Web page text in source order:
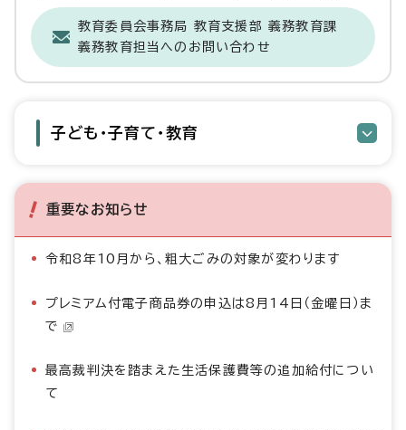
教育委員会事務局 教育支援部 義務教育課
義務教育担当へのお問い合わせ
子ども・子育て・教育
重要なお知らせ
令和8年10月から、粗大ごみの対象が変わります
プレミアム付電子商品券の申込は8月14日（金曜日）ま
で
最高裁判決を踏まえた生活保護費等の追加給付につい
て